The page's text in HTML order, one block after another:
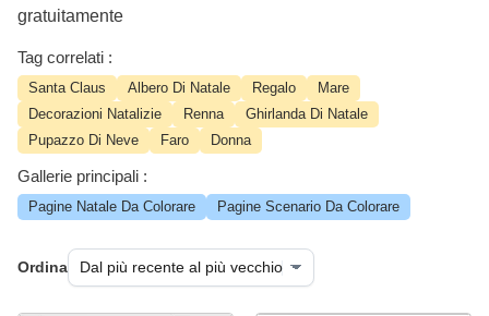
gratuitamente
Tag correlati :
Santa Claus Albero Di Natale Regalo
Mare
Decorazioni Natalizie
Renna
Ghirlanda Di Natale
Pupazzo Di Neve
Faro Donna
Gallerie principali :
Pagine Natale Da Colorare Pagine Scenario Da Colorare
Ordina